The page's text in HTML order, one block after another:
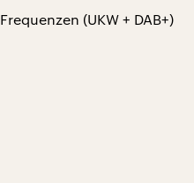
Frequenzen (UKW + DAB+)